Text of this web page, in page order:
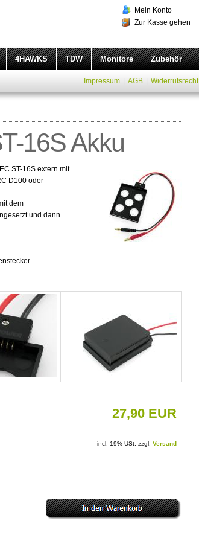
Mein Konto
Zur Kasse gehen
4HAWKS TDW Monitore Zubehör
Impressum AGB Widerrufsrecht
16S Akku
ST-16S extern mit
D100 oder
dem
und dann
27,90 EUR
incl. 19% USt. zzgl. Versand